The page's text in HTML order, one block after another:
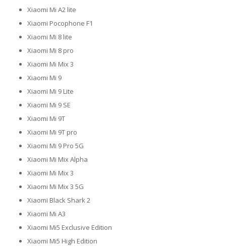
Xiaomi Mi A2 lite
Xiaomi Pocophone F1
Xiaomi Mi 8 lite
Xiaomi Mi 8 pro
Xiaomi Mi Mix 3
Xiaomi Mi 9
Xiaomi Mi 9 Lite
Xiaomi Mi 9 SE
Xiaomi Mi 9T
Xiaomi Mi 9T pro
Xiaomi Mi 9 Pro 5G
Xiaomi Mi Mix Alpha
Xiaomi Mi Mix 3
Xiaomi Mi Mix 3 5G
Xiaomi Black Shark 2
Xiaomi Mi A3
Xiaomi Mi5 Exclusive Edition
Xiaomi Mi5 High Edition